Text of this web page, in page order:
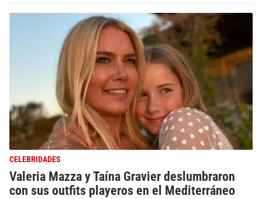
CELEBRIDADES
Valeria Mazza y Taína Gravier deslumbraron
con sus outfits playeros en el Mediterráneo